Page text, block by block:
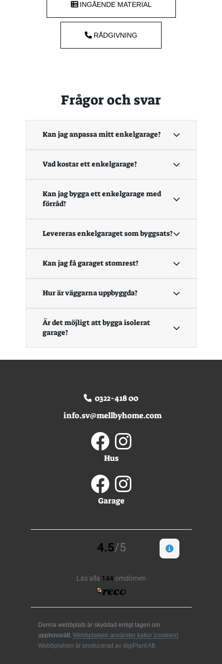
INGÅENDE MATERIAL
RÅDGIVNING
Frågor och svar
Kan jag anpassa mitt enkelgarage?
Vad kostar ett enkelgarage?
Kan jag bygga ett enkelgarage med
förråd?
Levereras enkelgaraget som byggsats?
Kan jag få garaget stomrest?
Hur är väggarna uppbyggda?
Är det möjligt att bygga isolerat
garage?
0322-418 00
info.sv@mellbyhome.com
Hus
Garage
Denna webbplats är skyddad enligt lagen om
upphovsrätt. Webbplatsen använder kakor (cookies)
Webbplatsen är producerad av digiPlant AB